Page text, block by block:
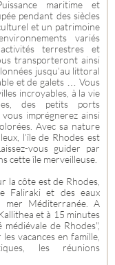
maritime et
pendant des siècles
et un patrimoine
variés
terrestres et
transporteront ainsi
jusqu’au littoral
et de galets … Vous
incroyables, à la vie
des petits ports
imprégnerez ainsi
Avec sa nature
l’île de Rhodes est
vous guider par
cette île merveilleuse.
la côte est de Rhodes,
Faliraki et des eaux
mer Méditerranée. A
et à 15 minutes
de Rhodes",
vacances en famille,
les réunions